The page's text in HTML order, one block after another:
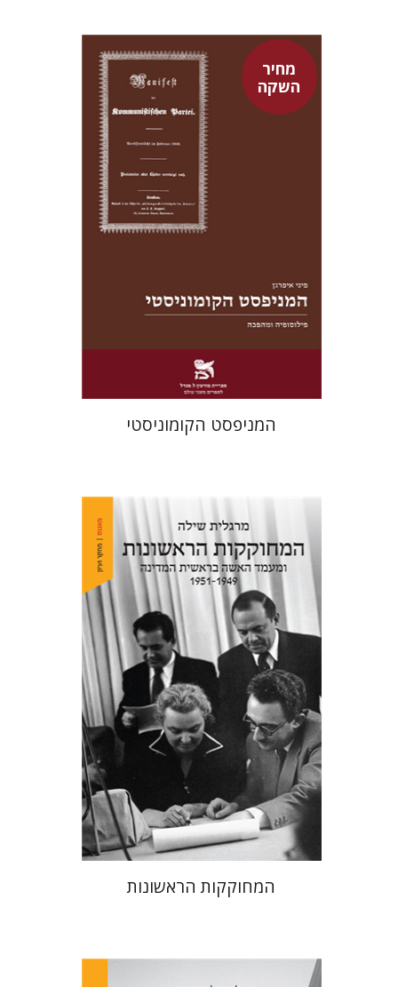
מחיר
השקהפיני איפרגן
מחיר השקה
המניפסט הקומוניסטי
מרגלית שילה
הנחת אתר ספר מודפס
$42
$38
המחוקקות הראשונות